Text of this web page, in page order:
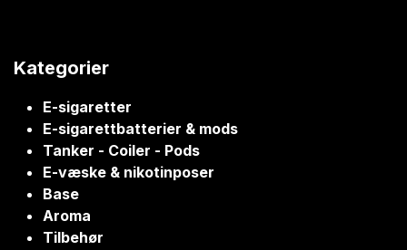
Kategorier
E-sigaretter
E-sigarettbatterier & mods
Tanker - Coiler - Pods
E-væske & nikotinposer
Base
Aroma
Tilbehør